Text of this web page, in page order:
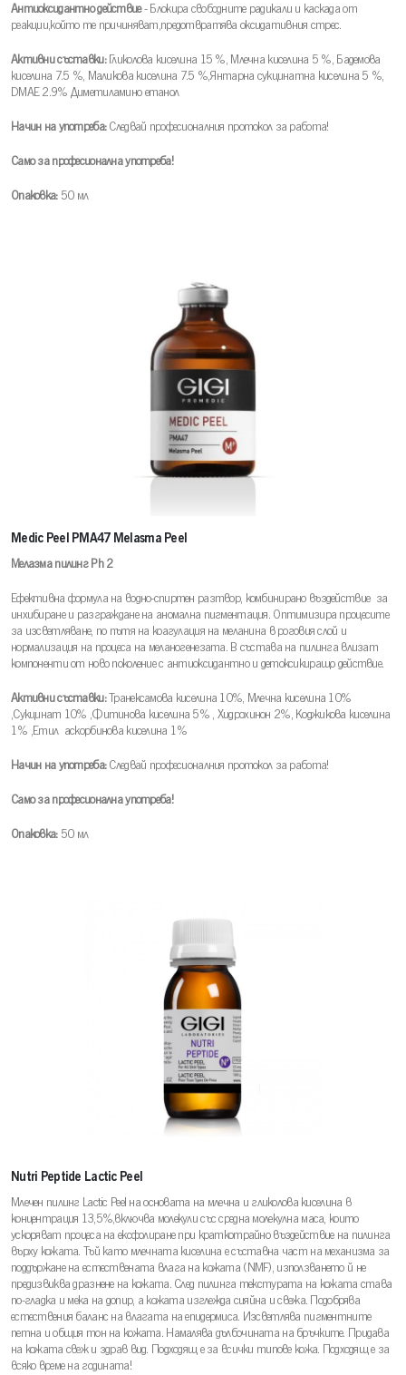
Антиоксидантно действие- Блокира свободните радикали и каскада от
реакции,който те причиняват,предотвратява оксидативния стрес.
Активни съставки:Гликолова киселина 15 %, Млечна киселина 5 %, Бадемова
киселина 7.5 %, Маликова киселина 7.5 %,Янтарна сукцинатна киселина 5 %,
DMAE 2.9% Диметиламино етанол
Начин на употреба:Следвай професионалния протокол за работа!
Само за професионална употреба!
Опаковка:50 мл
Medic Peel PMA47 Melasma Peel
Мелазма пилинг Ph 2
Ефективна формула на водно-спиртен разтвор, комбинирано въздействие за
инхибиране и разграждане на аномална пигментация. Оптимизира процесите
за изсветляване, по пътя на коагулация на меланина в роговия слой и
нормализация на процеса на меланогенезата. В състава на пилинга влизат
компоненти от ново поколение с антиоксидантно и детоксикиращо действие.
Активни съставки:Транексамова киселина 10%, Млечна киселина 10%
,Сукцинат 10% ,Фитинова киселина 5% , Хидрохинон 2%, Коджикова киселина
1% ,Етил аскорбинова киселина 1%
Начин на употреба:Следвай професионалния протокол за работа!
Само за професионална употреба!
Опаковка:50 мл
Nutri Peptide Lactic Peel
Млечен пилинг Lactic Peel на основата на млечна и гликолова киселина в
концентрация 13,5%,включва молекули със средна молекулна маса, които
ускоряват процеса на ексфолиране при краткотрайно въздействие на пилинга
върху кожата. Тъй като млечната киселина е съставна част на механизма за
поддържане на естествената влага на кожата (NMF), използването й не
предизвиква дразнене на кожата. След пилинга текстурата на кожата става
по-гладка и мека на допир, а кожата изглежда сияйна и свежа. Подобрява
естествения баланс на влагата на епидермиса. Изсветлява пигментните
петна и общия тон на кожата. Намалява дълбочината на бръчките. Придава
на кожата свеж и здрав вид. Подходящ е за всички типове кожа. Подходящ е за
всяко време на годината!